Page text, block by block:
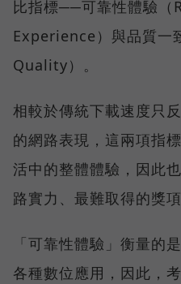
比指標──可靠性體驗
Experience）與品質
Quality）。
相較於傳統下載速度只
的網路表現，這兩項指
活中的整體體驗，因此
路實力、最難取得的獎項
「可靠性體驗」衡量的
各種數位應用，因此，